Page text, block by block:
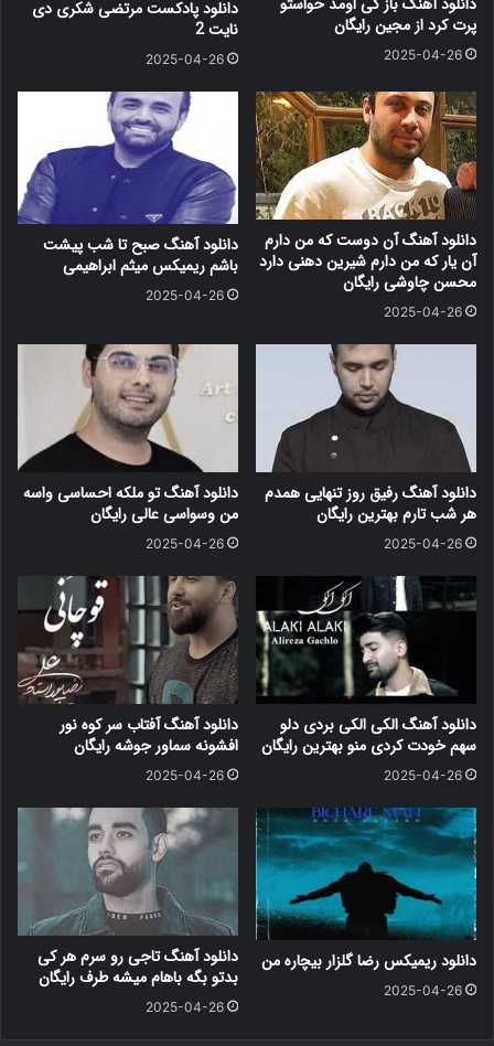
پرت کرد از مجین رایگان
2025-04-26
دانلود پادکست مرتضی شکری دی
نایت 2
2025-04-26
دانلود آهنگ آن دوست که من دارم
آن یار که من دارم شیرین دهنی دارد
محسن چاوشی رایگان
2025-04-26
دانلود آهنگ صبح تا شب پیشت
باشم ریمیکس میثم ابراهیمی
2025-04-26
دانلود آهنگ رفیق روز تنهایی همدم
هر شب تارم بهترین رایگان
2025-04-26
دانلود آهنگ تو ملکه احساسی واسه
من وسواسی عالی رایگان
2025-04-26
دانلود آهنگ الکی الکی بردی دلو
سهم خودت کردی منو بهترین رایگان
2025-04-26
دانلود آهنگ آفتاب سر کوه نور
افشونه سماور جوشه رایگان
2025-04-26
دانلود ریمیکس رضا گلزار بیچاره من
2025-04-26
دانلود آهنگ تاجی رو سرم هر کی
بدتو بگه باهام میشه طرف رایگان
2025-04-26